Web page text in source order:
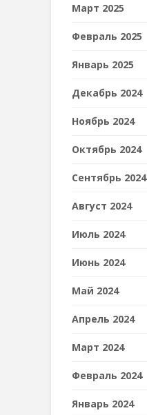
Март 2025
Февраль 2025
Январь 2025
Декабрь 2024
Ноябрь 2024
Октябрь 2024
Сентябрь 2024
Август 2024
Июль 2024
Июнь 2024
Май 2024
Апрель 2024
Март 2024
Февраль 2024
Январь 2024